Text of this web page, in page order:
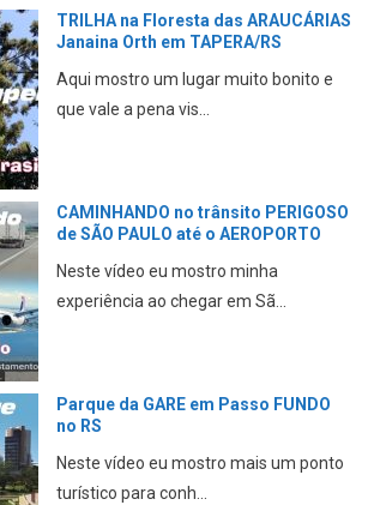
TRILHA na Floresta das ARAUCÁRIAS
Janaina Orth em TAPERA/RS
Aqui mostro um lugar muito bonito e
que vale a pena vis...
CAMINHANDO no trânsito PERIGOSO
de SÃO PAULO até o AEROPORTO
Neste vídeo eu mostro minha
experiência ao chegar em Sã...
Parque da GARE em Passo FUNDO
no RS
Neste vídeo eu mostro mais um ponto
turístico para conh...